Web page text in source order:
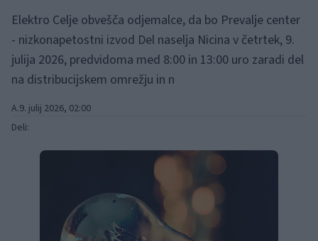
Elektro Celje obvešča odjemalce, da bo Prevalje center
- nizkonapetostni izvod Del naselja Nicina v četrtek, 9.
julija 2026, predvidoma med 8:00 in 13:00 uro zaradi del
na distribucijskem omrežju in n
A.9. julij 2026, 02:00
Deli: